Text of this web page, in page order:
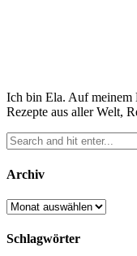
Ich bin Ela. Auf meinem
Rezepte aus aller Welt,
Archiv
Archiv
Schlagwörter